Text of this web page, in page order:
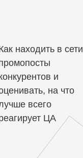
находить в сети
и
на что
всего
ЦА